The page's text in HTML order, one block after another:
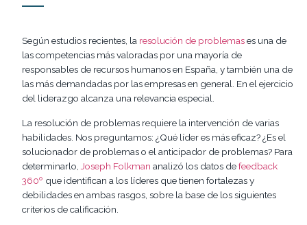
Según estudios recientes, la resolución de problemases una de
las competencias más valoradas por una mayoría de
responsables de recursos humanos en España, y también una de
las más demandadas por las empresas en general. En el ejercicio
del liderazgo alcanza una relevancia especial.
La resolución de problemas requiere la intervención de varias
habilidades. Nos preguntamos: ¿Qué líder es más eficaz? ¿Es el
solucionador de problemas o el anticipador de problemas? Para
determinarlo,
Joseph Folkman analizó los datos defeedback
360º que identifican a los líderes que tienen fortalezas y
debilidades en ambas rasgos, sobre la base de los siguientes
criterios de calificación.